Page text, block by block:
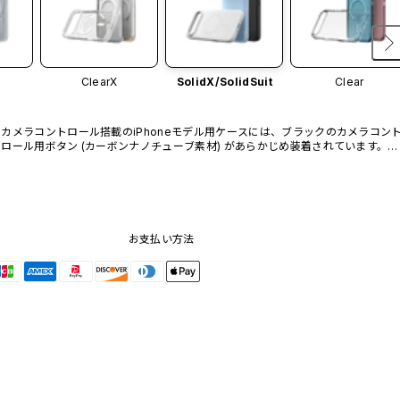
ClearX SolidX/SolidSuit Clear
カメラコントロール搭載のiPhoneモデル用ケースには、ブラックのカメラコン
ロール用ボタン (カーボンナノチューブ素材) があらかじめ装着されています。他
お支払い方法